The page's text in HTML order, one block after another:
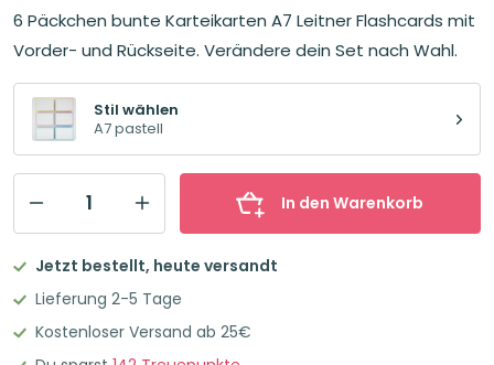
Preis
war:
17,70€
Preis
ist:
14,16€.
6 Päckchen bunte Karteikarten A7 Leitner Flashcards mit
Vorder- und Rückseite. Verändere dein Set nach Wahl.
Stil wählen
A7 pastell
Flashcards
Karteikarten
Set
In den Warenkorb
Jetzt bestellt, heute versandt
Lieferung 2-5 Tage
Kostenloser Versand ab 25€